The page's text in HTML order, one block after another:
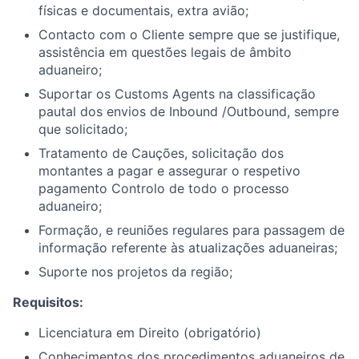
físicas e documentais, extra avião;
Contacto com o Cliente sempre que se justifique,
assistência em questões legais de âmbito
aduaneiro;
Suportar os Customs Agents na classificação
pautal dos envios de Inbound /Outbound, sempre
que solicitado;
Tratamento de Cauções, solicitação dos
montantes a pagar e assegurar o respetivo
pagamento Controlo de todo o processo
aduaneiro;
Formação, e reuniões regulares para passagem de
informação referente às atualizações aduaneiras;
Suporte nos projetos da região;
Requisitos:
Licenciatura em Direito (obrigatório)